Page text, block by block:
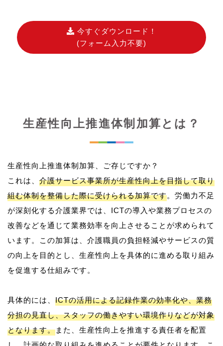
今すぐダウンロード！
(フォーム入力不要)
生産性向上推進体制加算とは？
生産性向上推進体制加算、ご存じですか？
これは、 介護サービス事業所が生産性向上を目指して取り
組む体制を整備した際に受けられる加算です。労働力不足
が深刻化する介護業界では、ICTの導入や業務プロセスの
改善などを通じて業務効率を向上させることが求められて
います。この加算は、介護職員の負担軽減やサービスの質
の向上を目的とし、生産性向上を具体的に進める取り組み
を促進する仕組みです。
具体的には、 ICTの活用による記録作業の効率化や、業務
分担の見直し、スタッフの働きやすい環境作りなどが対象
となります。また、生産性向上を推進する責任者を配置